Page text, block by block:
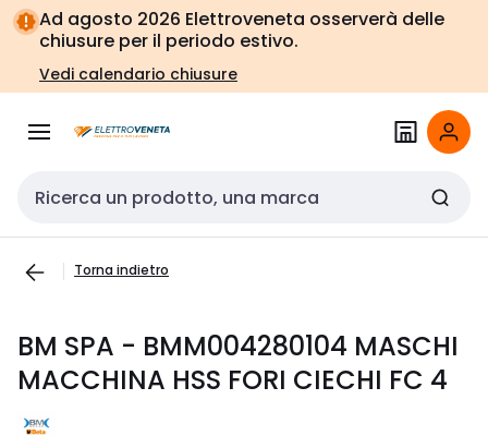
Vai alla
navigazione
Vai
alla
pagina
Ad agosto 2026 Elettroveneta osserverà delle
chiusure per il periodo estivo.
Vedi calendario chiusure
Cerca input
Torna indietro
BM SPA - BMM004280104 MASCHI
MACCHINA HSS FORI CIECHI FC 4